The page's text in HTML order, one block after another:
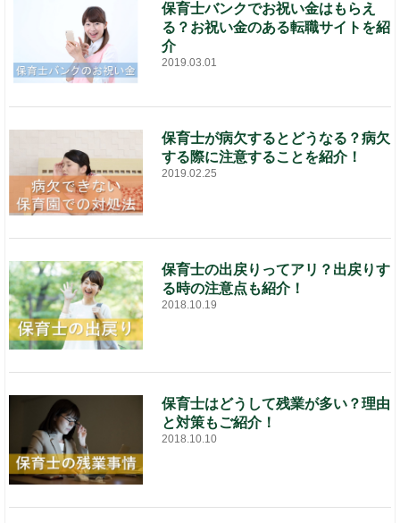
保育士バンクでお祝い金はもらえ
る？お祝い金のある転職サイトを紹
介
2019.03.01
保育士が病欠するとどうなる？病欠
する際に注意することを紹介！
2019.02.25
保育士の出戻りってアリ？出戻りす
る時の注意点も紹介！
2018.10.19
保育士はどうして残業が多い？理由
と対策もご紹介！
2018.10.10